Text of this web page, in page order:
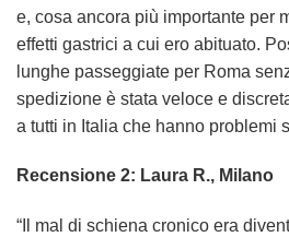
e, cosa ancora più importante per
effetti gastrici a cui ero abituato.
lunghe passeggiate per Roma
spedizione è stata veloce e
a tutti in Italia che hanno problemi
Recensione 2: Laura R., Milano
“Il mal di schiena cronico era